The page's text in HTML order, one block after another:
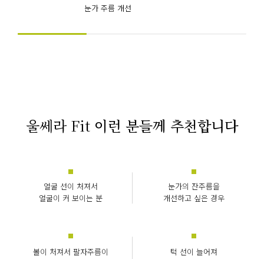
눈가 주름 개선
울쎄라 Fit 이런 분들께 추천합니다
얼굴 선이 처져서
얼굴이 커 보이는 분
눈가의 잔주름을
개선하고 싶은 경우
볼이 처져서 팔자주름이
턱 선이 늘어져